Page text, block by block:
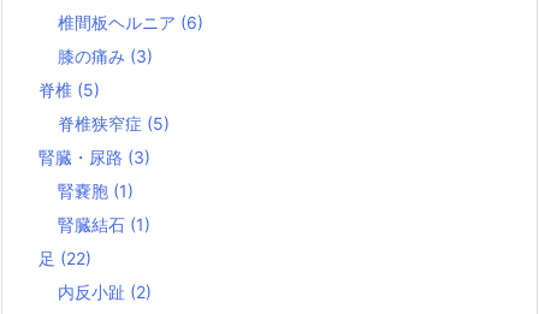
椎間板ヘルニア (6)
膝の痛み (3)
脊椎 (5)
脊椎狭窄症 (5)
腎臓・尿路 (3)
腎嚢胞 (1)
腎臓結石 (1)
足 (22)
内反小趾 (2)